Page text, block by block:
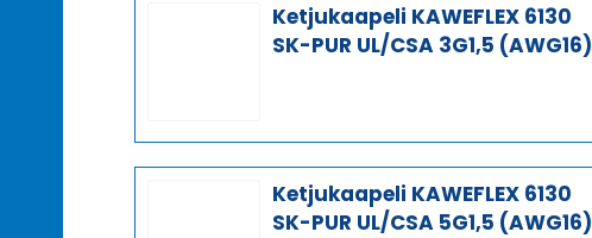
Ketjukaapeli KAWEFLEX 6130
SK-PUR UL/CSA 3G1,5 (AWG16)
Ketjukaapeli KAWEFLEX 6130
SK-PUR UL/CSA 5G1,5 (AWG16)